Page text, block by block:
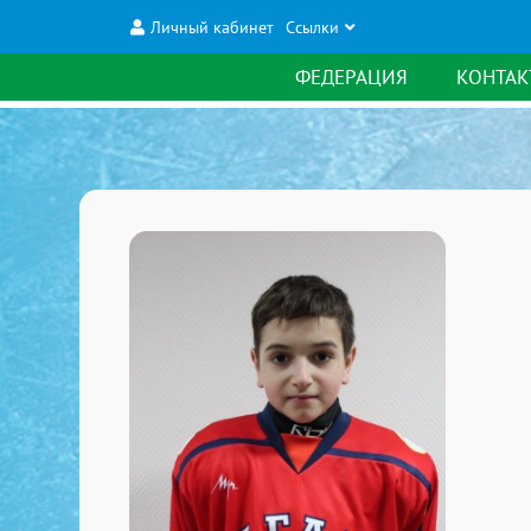
Личный кабинет Ссылки
ФЕДЕРАЦИЯ